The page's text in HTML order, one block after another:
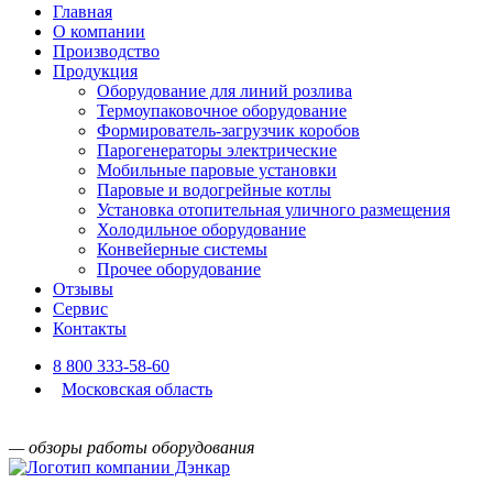
Главная
О компании
Производство
Продукция
Оборудование для линий розлива
Термоупаковочное оборудование
Формирователь-загрузчик коробов
Парогенераторы электрические
Мобильные паровые установки
Паровые и водогрейные котлы
Установка отопительная уличного размещения
Холодильное оборудование
Конвейерные системы
Прочее оборудование
Отзывы
Сервис
Контакты
8 800 333-58-60
Московская область
— обзоры работы оборудования